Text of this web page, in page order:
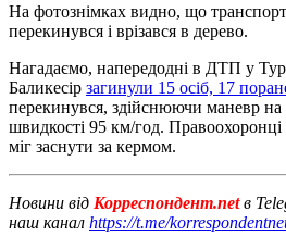
На фотознімках видно, що
перекинувся і врізався в дерево.
Нагадаємо, напередодні в ДТП у
Баликесір загинули 15 осіб, 17
перекинувся, здійснюючи маневр на
швидкості 95 км/год.
міг заснути за кермом.
Новини від Корреспондент.netв
наш канал https://t.me/